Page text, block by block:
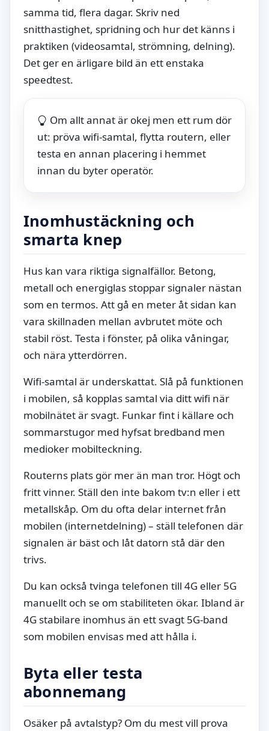
samma tid, flera dagar. Skriv ned
snitthastighet, spridning och hur det känns i
praktiken (videosamtal, strömning, delning).
Det ger en ärligare bild än ett enstaka
speedtest.
Om allt annat är okej men ett rum dör
ut: pröva wifi-samtal, flytta routern, eller
testa en annan placering i hemmet
innan du byter operatör.
Inomhustäckning och
smarta knep
Hus kan vara riktiga signalfällor. Betong,
metall och energiglas stoppar signaler nästan
som en termos. Att gå en meter åt sidan kan
vara skillnaden mellan avbrutet möte och
stabil röst. Testa i fönster, på olika våningar,
och nära ytterdörren.
Wifi-samtal är underskattat. Slå på funktionen
i mobilen, så kopplas samtal via ditt wifi när
mobilnätet är svagt. Funkar fint i källare och
sommarstugor med hyfsat bredband men
medioker mobilteckning.
Routerns plats gör mer än man tror. Högt och
fritt vinner. Ställ den inte bakom tv:n eller i ett
metallskåp. Om du ofta delar internet från
mobilen (internetdelning) – ställ telefonen där
signalen är bäst och låt datorn stå där den
trivs.
Du kan också tvinga telefonen till 4G eller 5G
manuellt och se om stabiliteten ökar. Ibland är
4G stabilare inomhus än ett svagt 5G-band
som mobilen envisas med att hålla i.
Byta eller testa
abonnemang
Osäker på avtalstyp? Om du mest vill prova